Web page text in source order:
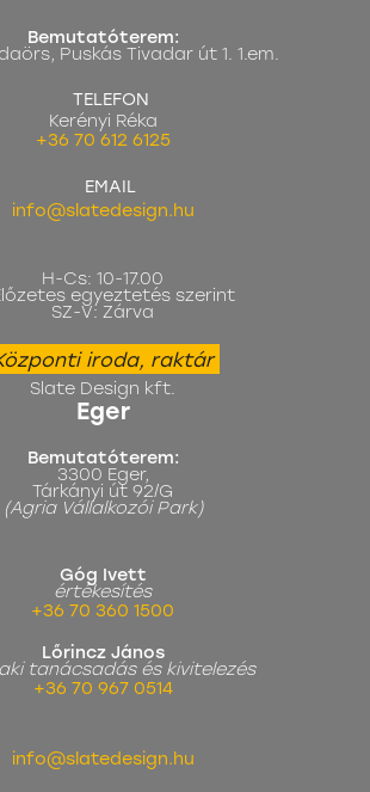
Bemutatóterem:
Puskás Tivadar út 1. 1.em.
TELEFON
Kerényi Réka
+36 70 612 6125
EMAIL
info@slatedesign.hu
H-Cs: 10-17.00
egyeztetés szerint
SZ-V: Zárva
iroda, raktár
Slate Design kft.
Eger
Bemutatóterem:
3300 Eger,
Tárkányi út 92/G
(Agria Vállalkozói Park)
Góg Ivett
értékesítés
+36 70 360 1500
Lőrincz János
tanácsadás és kivitelezés
+36 70 967 0514
info@slatedesign.hu